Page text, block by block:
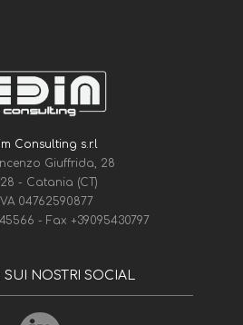
Consulting s.r.l
Giuffrida, 28
- Catania (CT)
IVA 04762590877
- Fax +39095430797
NOSTRI SOCIAL